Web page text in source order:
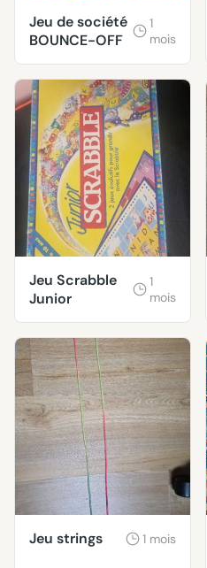
Jeu de société
BOUNCE-OFF
1
mois
Jeu Scrabble
Junior
1
mois
Jeu strings 1 mois